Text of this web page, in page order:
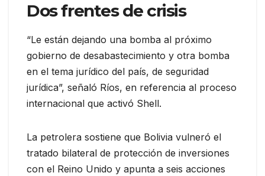
Dos frentes de crisis
“Le están dejando una bomba al próximo
gobierno de desabastecimiento y otra bomba
en el tema jurídico del país, de seguridad
jurídica”, señaló Ríos, en referencia al proceso
internacional que activó Shell.
La petrolera sostiene que Bolivia vulneró el
tratado bilateral de protección de inversiones
con el Reino Unido y apunta a seis acciones